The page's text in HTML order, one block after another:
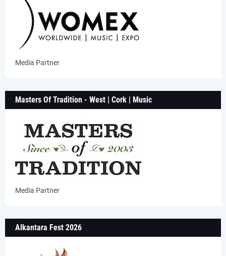
Media Partner
Masters Of Tradition - West | Cork | Music
Media Partner
Alkantara Fest 2026